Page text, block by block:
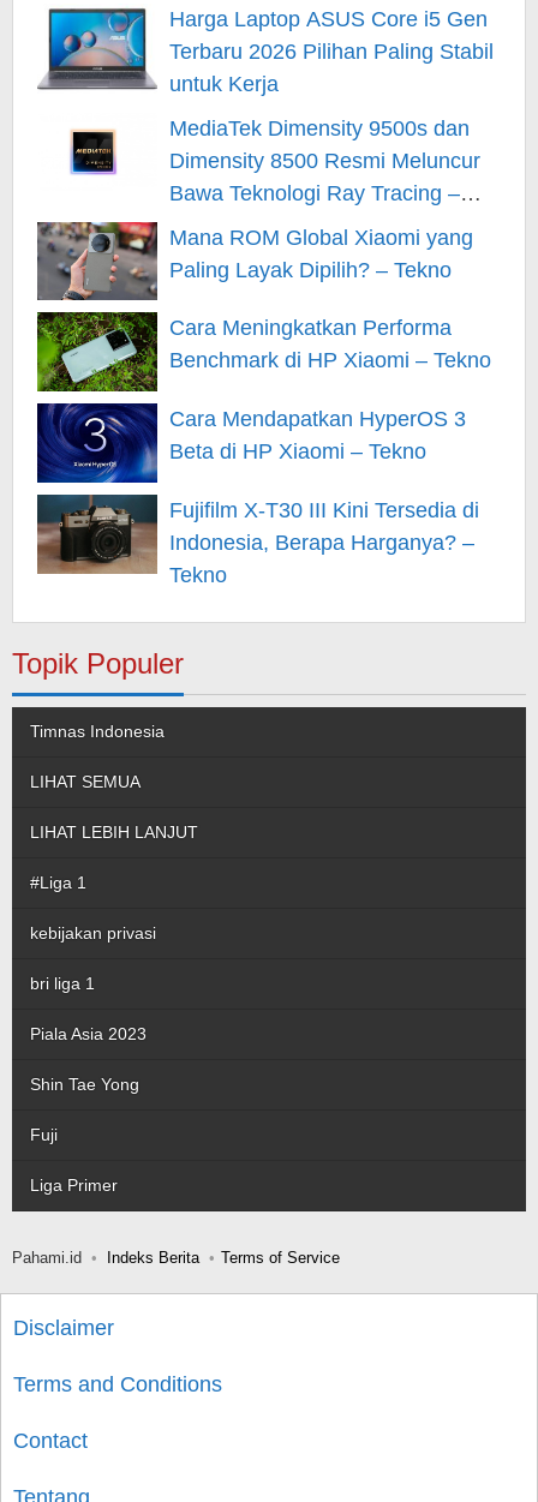
Harga Laptop ASUS Core i5 Gen
Terbaru 2026 Pilihan Paling Stabil
untuk Kerja
MediaTek Dimensity 9500s dan
Dimensity 8500 Resmi Meluncur
Bawa Teknologi Ray Tracing –
Tekno
Mana ROM Global Xiaomi yang
Paling Layak Dipilih? – Tekno
Cara Meningkatkan Performa
Benchmark di HP Xiaomi – Tekno
Cara Mendapatkan HyperOS 3
Beta di HP Xiaomi – Tekno
Fujifilm X-T30 III Kini Tersedia di
Indonesia, Berapa Harganya? –
Tekno
Topik Populer
Timnas Indonesia
LIHAT SEMUA
LIHAT LEBIH LANJUT
#Liga 1
kebijakan privasi
bri liga 1
Piala Asia 2023
Shin Tae Yong
Fuji
Liga Primer
Pahami.id Indeks Berita Terms of Service
Disclaimer
Terms and Conditions
Contact
Tentang